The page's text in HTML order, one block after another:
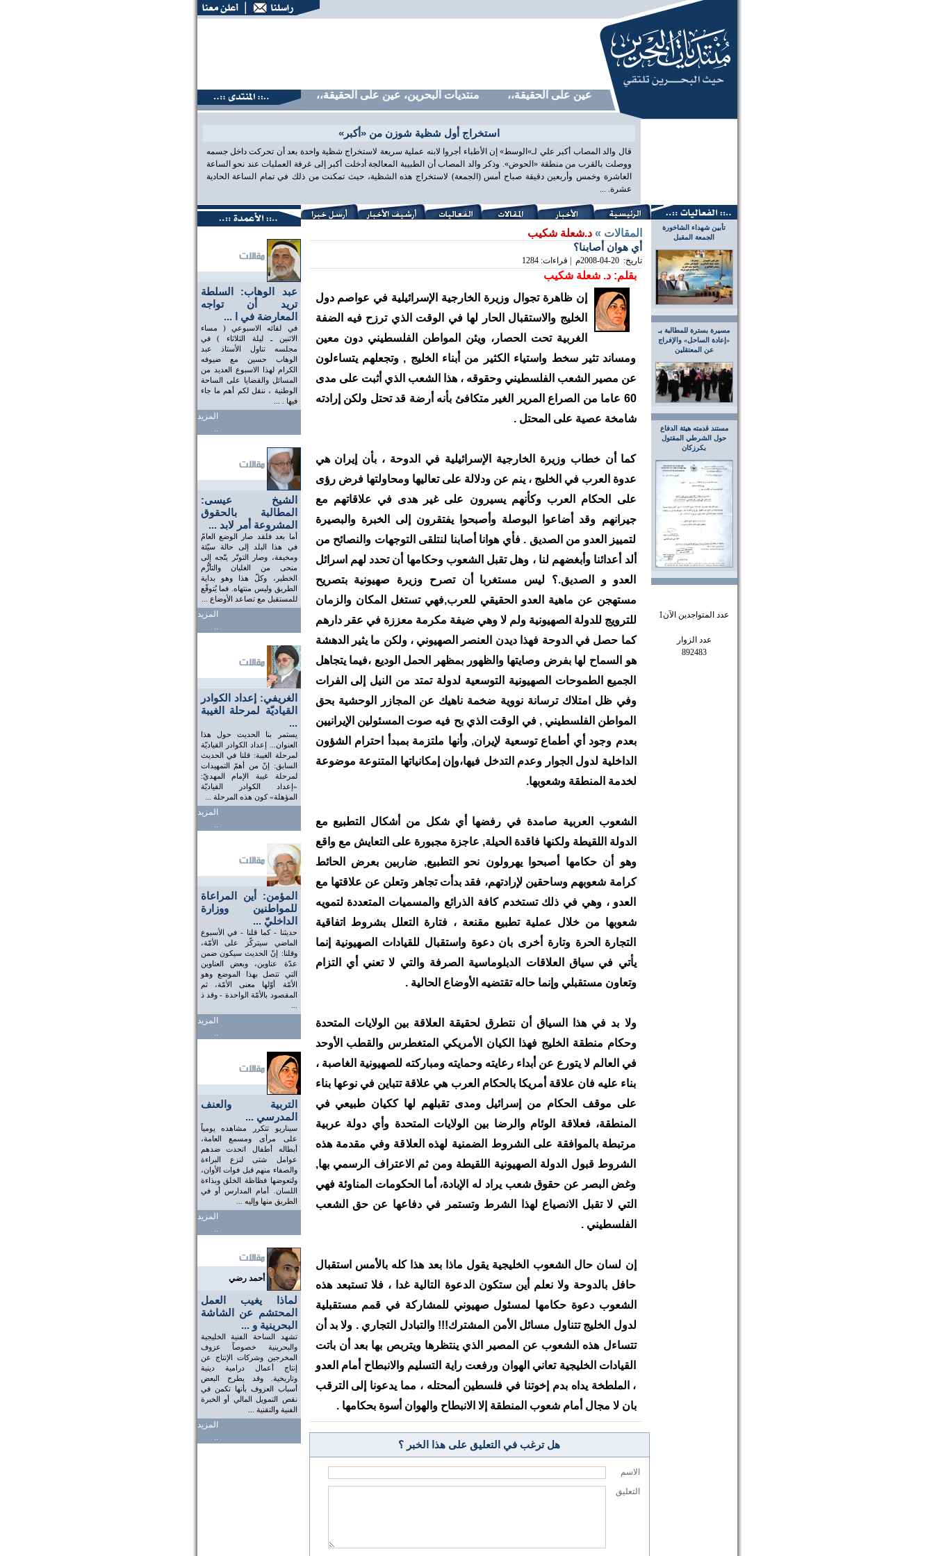
منتديات البحرين، عين على الحقيقة،، منتديات البحرين، عين على الحقيقة،، منتديات البحرين، عين على الحقيقة،، منتديات البحرين، عين على
استخراج أول شظية شوزن من «أكبر»
قال والد المصاب أكبر علي لـ»الوسط» إن الأطباء أجروا لابنه عملية سريعة لاستخراج شظية واحدة بعد أن تحركت داخل جسمه
ووصلت بالقرب من منطقة «الحوض». وذكر والد المصاب أن الطبيبة المعالجة أدخلت أكبر إلى غرفة العمليات عند نحو الساعة
العاشرة وخمس وأربعين دقيقة صباح أمس (الجمعة) لاستخراج هذه الشظية، حيث تمكنت من ذلك في تمام الساعة الحادية
عشرة. ...
تأبين شهداء الشاخورة
الجمعة المقبل
مسيرة بسترة للمطالبة بـ
«إعادة الساحل» والإفراج
عن المعتقلين
مستند قدمته هيئة الدفاع
حول الشرطي المقتول
بكرزكان
عدد المتواجدين الآن1
عدد الزوار
892483
عبد الوهاب: السلطة
تريد أن تواجه
المعارضة في ا ...
في لقائه الاسبوعي ( مساء
الاثنين ـ ليلة الثلاثاء ) في
مجلسه تناول الأستاذ عبد
الوهاب حسين مع ضيوفه
الكرام لهذا الاسبوع العديد من
المسائل والقضايا على الساحة
الوطنية ، ننقل لكم أهم ما جاء
فيها . ...
المزيد
..
الشيخ عيسى:
المطالبة بالحقوق
المشروعة أمر لابد ...
أما بعد فلقد صار الوضع العامّ
في هذا البلد إلى حالة سيّئة
ومخيفة، وصار التوتّر يتّجه إلى
منحى من الغليان والتأزُّم
الخطير، وكلّ هذا وهو بداية
الطريق وليس منتهاه. فما يُتوقّع
للمستقبل مع تصاعد الأوضاع ...
المزيد
..
الغريفي: إعداد الكوادر
القياديّة لمرحلة الغيبة
...
يستمر بنا الحديث حول هذا
العنوان... إعداد الكوادر القياديّة
لمرحلة الغيبة: قلنا في الحديث
السابق: إنّ من أهمّ التمهيدات
لمرحلة غيبة الإمام المهديّ:
«إعداد الكوادر القياديّة
المؤهلة» كون هذه المرحلة ...
المزيد
..
المؤمن: أين المراعاة
للمواطنين ووزارة
الداخليّ ...
حديثنا - كما قلنا - في الأسبوع
الماضي سيتركّز على الأمّة،
وقلنا: إنّ الحديث سيكون ضمن
عدّة عناوين، وبعض العناوين
التي تتصل بهذا الموضع وهو
الأمّة أوّلها معنى الأمّة، ثم
المقصود بالأمّة الواحدة - وقد ذ
المزيد
..
التربية والعنف
المدرسي ...
سيناريو تتكرر مشاهده يومياً
على مرأى ومسمع العامة،
أبطاله أطفال اتحدت ضدهم
عوامل شتى لنزع البراءة
والصفاء منهم قبل فوات الأوان،
ولتعوضها فظاظة الخلق وبذاءة
اللسان. أمام المدارس أو في
الطريق منها وإليه ...
المزيد
..
أحمد رضي
لماذا يغيب العمل
المحتشم عن الشاشة
البحرينية و ...
تشهد الساحة الفنية الخليجية
والبحرينية خصوصاً عزوف
المخرجين وشركات الإنتاج عن
إنتاج أعمال درامية دينية
وتاريخية. وقد يطرح البعض
أسباب العزوف بأنها تكمن في
نقص التمويل المالي أو الخبرة
الفنية والتقنية ...
المزيد
..
المقالات »د.شعلة شكيب
أي هوان أصابنا؟
تاريخ: 2008-04-20م | قراءات: 1284
بقلم: د. شعلة شكيب
إن ظاهرة تجوال وزيرة الخارجية الإسرائيلية في عواصم دول
الخليج والاستقبال الحار لها في الوقت الذي ترزح فيه الضفة
الغربية تحت الحصار، ويئن المواطن الفلسطيني دون معين
ومساند تثير سخط واستياء الكثير من أبناء الخليج , وتجعلهم يتساءلون
عن مصير الشعب الفلسطيني وحقوقه ، هذا الشعب الذي أثبت على مدى
60 عاما من الصراع المرير الغير متكافئ بأنه أرضة قد تحتل ولكن إرادته
شامخة عصية على المحتل .
كما أن خطاب وزيرة الخارجية الإسرائيلية في الدوحة ، بأن إيران هي
عدوة العرب في الخليج ، ينم عن ودلالة على تعاليها ومحاولتها فرض رؤى
على الحكام العرب وكأنهم يسيرون على غير هدى في علاقاتهم مع
جيرانهم وقد أضاعوا البوصلة وأصبحوا يفتقرون إلى الخبرة والبصيرة
لتمييز العدو من الصديق . فأي هوانا أصابنا لنتلقى التوجهات والنصائح من
ألد أعدائنا وأبغضهم لنا ، وهل تقبل الشعوب وحكامها أن تحدد لهم اسرائل
العدو و الصديق.؟ ليس مستغربا أن تصرح وزيرة صهيونية بتصريح
مستهجن عن ماهية العدو الحقيقي للعرب,فهي تستغل المكان والزمان
للترويج للدولة الصهيونية ولم لا وهي ضيفة مكرمة معززة في عقر دارهم
كما حصل في الدوحة فهذا ديدن العنصر الصهيوني ، ولكن ما يثير الدهشة
هو السماح لها بفرض وصايتها والظهور بمظهر الحمل الوديع ،فيما يتجاهل
الجميع الطموحات الصهيونية التوسعية لدولة تمتد من النيل إلى الفرات
وفي ظل امتلاك ترسانة نووية ضخمة ناهيك عن المجازر الوحشية بحق
المواطن الفلسطيني , في الوقت الذي بح فيه صوت المسئولين الإيرانيين
بعدم وجود أي أطماع توسعية لإيران, وأنها ملتزمة بمبدأ احترام الشؤون
الداخلية لدول الجوار وعدم التدخل فيها،وإن إمكانياتها المتنوعة موضوعة
لخدمة المنطقة وشعوبها.
الشعوب العربية صامدة في رفضها أي شكل من أشكال التطبيع مع
الدولة اللقيطة ولكنها فاقدة الحيلة, عاجزة مجبورة على التعايش مع واقع
وهو أن حكامها أصبحوا يهرولون نحو التطبيع, ضاربين بعرض الحائط
كرامة شعوبهم وساحقين لإرادتهم، فقد بدأت تجاهر وتعلن عن علاقتها مع
العدو ، وهي في ذلك تستخدم كافة الذرائع والمسميات المتعددة لتمويه
شعوبها من خلال عملية تطبيع مقنعة ، فتارة التعلل بشروط اتفاقية
التجارة الحرة وتارة أخرى بان دعوة واستقبال للقيادات الصهيونية إنما
يأتي في سياق العلاقات الدبلوماسية الصرفة والتي لا تعني أي التزام
وتعاون مستقبلي وإنما حاله تقتضيه الأوضاع الحالية .
ولا بد في هذا السياق أن نتطرق لحقيقة العلاقة بين الولايات المتحدة
وحكام منطقة الخليج فهذا الكيان الأمريكي المتغطرس والقطب الأوحد
في العالم لا يتورع عن أبداء رعايته وحمايته ومباركته للصهيونية الغاصبة ،
بناء عليه فان علاقة أمريكا بالحكام العرب هي علاقة تتباين في نوعها بناء
على موقف الحكام من إسرائيل ومدى تقبلهم لها ككيان طبيعي في
المنطقة، فعلاقة الوئام والرضا بين الولايات المتحدة وأي دولة عربية
مرتبطة بالموافقة على الشروط الضمنية لهذه العلاقة وفي مقدمة هذه
الشروط قبول الدولة الصهيونية اللقيطة ومن ثم الاعتراف الرسمي بها,
وغض البصر عن حقوق شعب يراد له الإبادة، أما الحكومات المناوئة فهي
التي لا تقبل الانصياع لهذا الشرط وتستمر في دفاعها عن حق الشعب
الفلسطيني .
إن لسان حال الشعوب الخليجية يقول ماذا بعد هذا كله بالأمس استقبال
حافل بالدوحة ولا نعلم أين ستكون الدعوة التالية غدا ، فلا تستبعد هذه
الشعوب دعوة حكامها لمسئول صهيوني للمشاركة في قمم مستقبلية
لدول الخليج تتناول مسائل الأمن المشترك!!! والتبادل التجاري . ولا بد أن
تتساءل هذه الشعوب عن المصير الذي ينتظرها ويتربص بها بعد أن باتت
القيادات الخليجية تعاني الهوان ورفعت راية التسليم والانبطاح أمام العدو
، الملطخة يداه بدم إخوتنا في فلسطين ألمحتله ، مما يدعونا إلى الترقب
بان لا مجال أمام شعوب المنطقة إلا الانبطاح والهوان أسوة بحكامها .
هل ترغب في التعليق على هذا الخبر ؟
الاسم
التعليق